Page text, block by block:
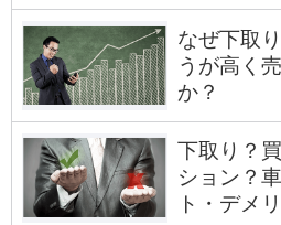
なぜ下取
うが高く
か？
下取り？
ション？
ト・デメ